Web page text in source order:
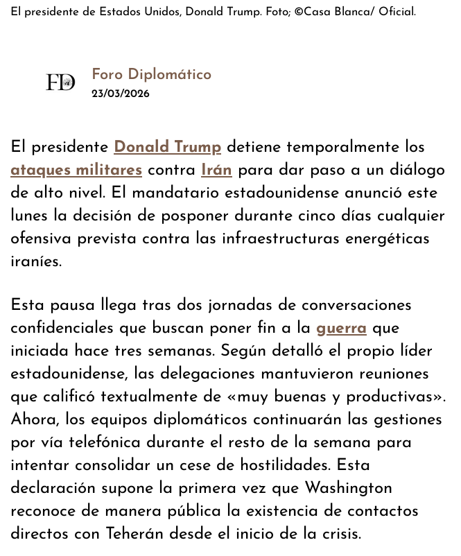
El presidente de Estados Unidos, Donald Trump. Foto; ©Casa Blanca/ Oficial.
Foro Diplomático
23/03/2026
El presidente Donald Trump detiene temporalmente los
ataques militares contra Irán para dar paso a un diálogo
de alto nivel. El mandatario estadounidense anunció este
lunes la decisión de posponer durante cinco días cualquier
ofensiva prevista contra las infraestructuras energéticas
iraníes.
Esta pausa llega tras dos jornadas de conversaciones
confidenciales que buscan poner fin a la guerra que
iniciada hace tres semanas. Según detalló el propio líder
estadounidense, las delegaciones mantuvieron reuniones
que calificó textualmente de «muy buenas y productivas».
Ahora, los equipos diplomáticos continuarán las gestiones
por vía telefónica durante el resto de la semana para
intentar consolidar un cese de hostilidades. Esta
declaración supone la primera vez que Washington
reconoce de manera pública la existencia de contactos
directos con Teherán desde el inicio de la crisis.